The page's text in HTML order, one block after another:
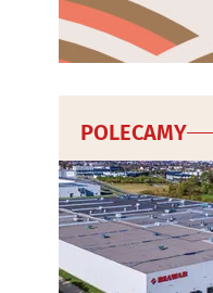
POLECAMY